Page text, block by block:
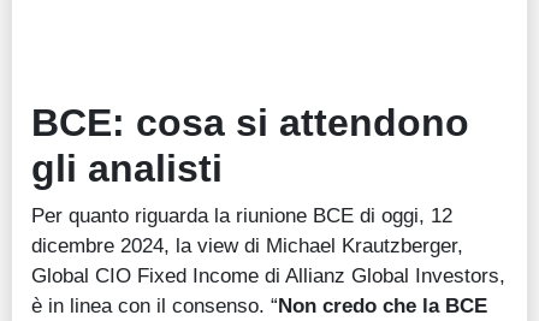
BCE: cosa si attendono
gli analisti
Per quanto riguarda la riunione BCE di oggi, 12
dicembre 2024, la view di Michael Krautzberger,
Global CIO Fixed Income di Allianz Global Investors,
è in linea con il consenso. “Non credo che la BCE